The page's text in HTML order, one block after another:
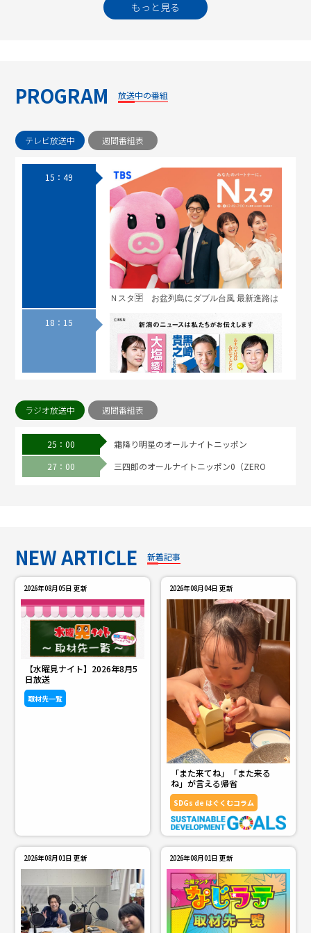
もっと見る
PROGRAM 放送中の番組
テレビ放送中 週間番組表
15：49
Ｎスタ🈑 お盆列島にダブル台風 最新進路は
18：15
ゆうなび 新潟まつりきょう開幕▽葉月みの
19：00
ドア×ドアクエスト☆日曜劇場VIVANT最新１
２話名シーン裏側＆アイス工場クイズ🈑
22：00
金曜ドラマ「Ｔシャツが乾くまで」第５話
誰にも迷惑かけないなら🈖🈑
22：54 コレも見ナイト
23：00
Ａ－Ｓｔｕｄｉｏ＋【瀬戸康史】キムラ緑子
に取材！俳優としての転機＆パパの顔🈖🈑
ラジオ放送中 週間番組表
25：00
霜降り明星のオールナイトニッポン
27：00
三四郎のオールナイトニッポン0（ZERO
NEW ARTICLE 新着記事
【水曜見ナイト】2026年8月5
日放送
取材先一覧
2026年08月05日 更新
「また来てね」「また来る
ね」が言える帰省
SDGs de はぐくむコラム
2026年08月04日 更新
2026年08月01日 更新 2026年08月01日 更新